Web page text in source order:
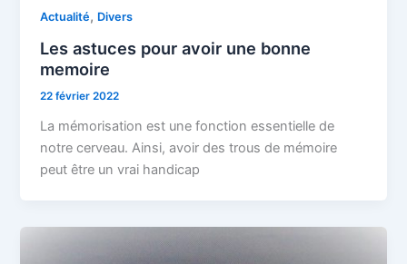
Actualité, Divers
Les astuces pour avoir une bonne
memoire
22 février 2022
La mémorisation est une fonction essentielle de
notre cerveau. Ainsi, avoir des trous de mémoire
peut être un vrai handicap